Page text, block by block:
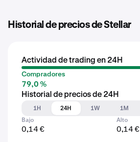
Historial de precios de Stellar
Actividad de trading en 24H
Compradores
79,0 %
Historial de precios de 24H
1H
24H 1W 1M
Bajo
0,14 €
Alto
0,14 €